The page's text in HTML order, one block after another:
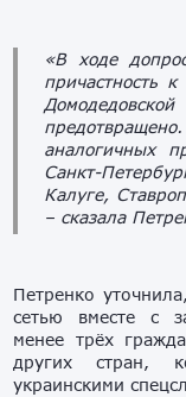
«В ходе
причастность
аналогичных
Санкт-
Калуге,
– сказала
Петренко
сетью вместе с
менее трёх
других стран,
украинскими